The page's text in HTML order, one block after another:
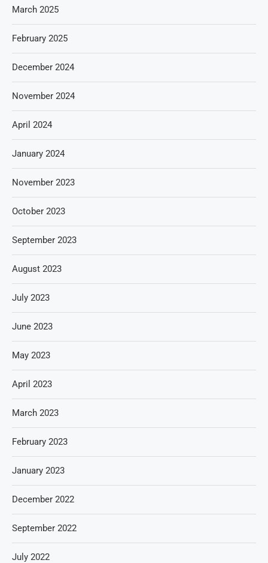
March 2025
February 2025
December 2024
November 2024
April 2024
January 2024
November 2023
October 2023
September 2023
August 2023
July 2023
June 2023
May 2023
April 2023
March 2023
February 2023
January 2023
December 2022
September 2022
July 2022